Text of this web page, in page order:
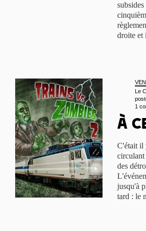
droite et
Le
1
À
C'était il
circulant
des
jusqu'à
tard : le